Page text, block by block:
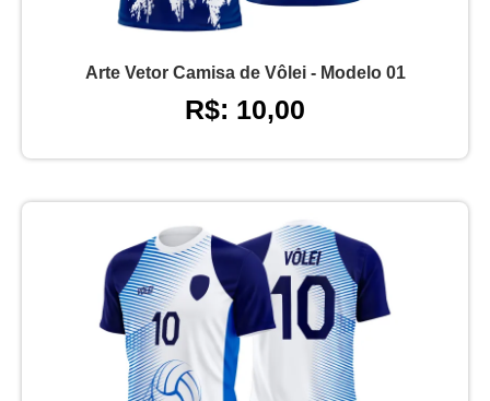
Arte Vetor Camisa de Vôlei - Modelo 01
R$: 10,00